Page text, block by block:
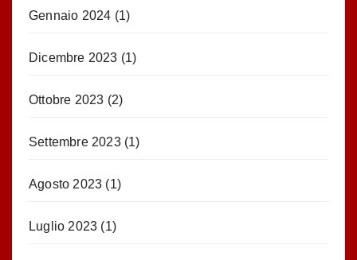
Gennaio 2024 (1)
Dicembre 2023 (1)
Ottobre 2023 (2)
Settembre 2023(1)
Agosto 2023 (1)
Luglio 2023 (1)